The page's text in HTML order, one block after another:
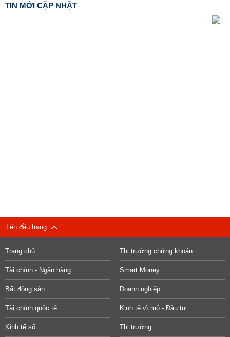
TIN MỚI CẬP NHẬT
Lên đầu trang
Trang chủ Thị trường chứng khoán
Tài chính - Ngân hàng Smart Money
Bất động sản Doanh nghiệp
Tài chính quốc tế Kinh tế vĩ mô - Đầu tư
Kinh tế số Thị trường